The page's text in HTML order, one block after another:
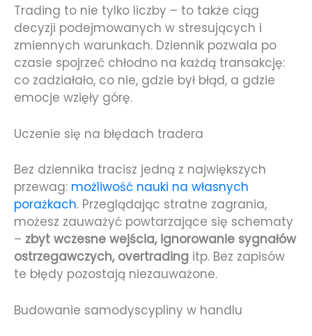
Trading to nie tylko liczby – to także ciąg
decyzji podejmowanych w stresujących i
zmiennych warunkach. Dziennik pozwala po
czasie spojrzeć chłodno na każdą transakcję:
co zadziałało, co nie, gdzie był błąd, a gdzie
emocje wzięły górę.
Uczenie się na błędach tradera
Bez dziennika tracisz jedną z największych
przewag: możliwość nauki na własnych
porażkach. Przeglądając stratne zagrania,
możesz zauważyć powtarzające się schematy
– zbyt wczesne wejścia, ignorowanie sygnałów
ostrzegawczych, overtrading itp. Bez zapisów
te błędy pozostają niezauważone.
Budowanie samodyscypliny w handlu